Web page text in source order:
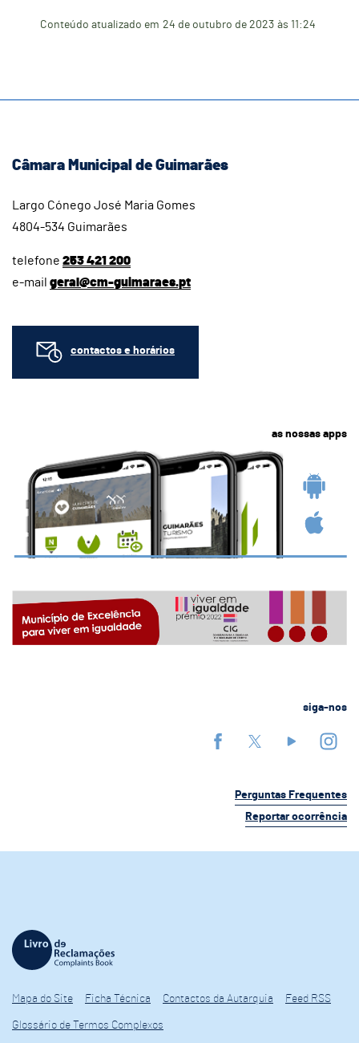
Conteúdo atualizado em 24 de outubro de 2023 às 11:24
Câmara Municipal de Guimarães
Largo Cónego José Maria Gomes
4804-534 Guimarães
telefone 253 421 200
e-mail geral@cm-guimaraes.pt
contactos e horários
as nossas apps
siga-nos
Perguntas Frequentes
Reportar ocorrência
Mapa do Site Ficha Técnica Contactos da Autarquia Feed RSS
Glossário de Termos Complexos